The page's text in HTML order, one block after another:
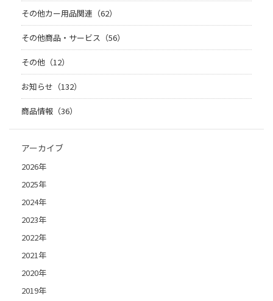
その他カー用品関連（62）
その他商品・サービス（56）
その他（12）
お知らせ（132）
商品情報（36）
アーカイブ
2026年
2025年
2024年
2023年
2022年
2021年
2020年
2019年